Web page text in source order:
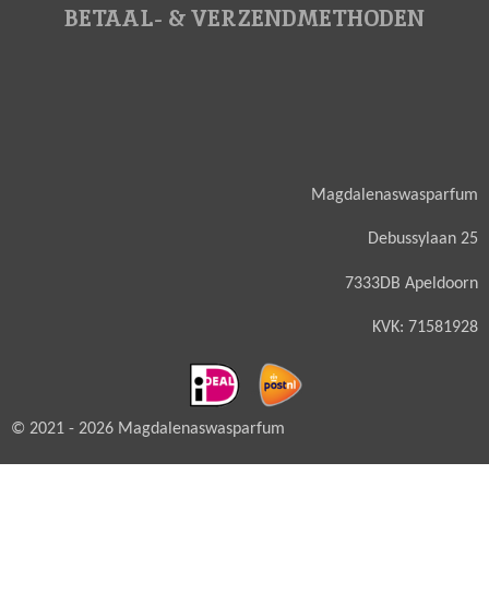
BETAAL- & VERZENDMETHODEN
Magdalenaswasparfum
Debussylaan 25
7333DB Apeldoorn
KVK: 71581928
© 2021 - 2026 Magdalenaswasparfum